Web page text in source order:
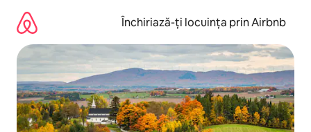
mergi
conținut
Închiriază-ți locuința prin Airbnb